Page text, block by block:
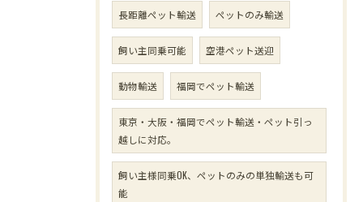
長距離ペット輸送 ペットのみ輸送
飼い主同乗可能 空港ペット送迎
動物輸送 福岡でペット輸送
東京・大阪・福岡でペット輸送・ペット引っ
越しに対応。
飼い主様同乗OK、ペットのみの単独輸送も可
能